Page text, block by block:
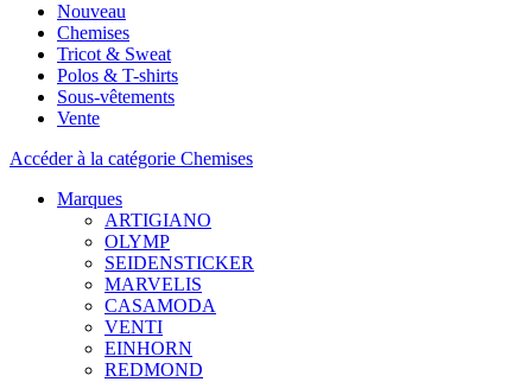
Nouveau
Chemises
Tricot & Sweat
Polos & T-shirts
Sous-vêtements
Vente
Accéder à la catégorie Chemises
Marques
ARTIGIANO
OLYMP
SEIDENSTICKER
MARVELIS
CASAMODA
VENTI
EINHORN
REDMOND